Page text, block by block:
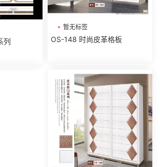
列
暂无标签
OS-148 时尚皮革格板